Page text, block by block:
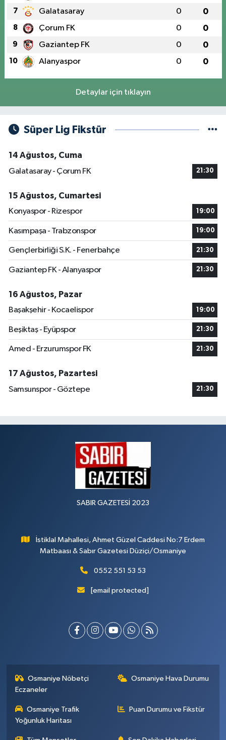
7 Galatasaray 0 0
8 Çorum FK 0 0
9 Gaziantep FK 0 0
10 Alanyaspor 0 0
Detaylar için tıklayın
Süper Lig Fikstür
14 Ağustos, Cuma
Galatasaray - Çorum FK
21:30
15 Ağustos, Cumartesi
Konyaspor - Rizespor
19:00
Kasımpaşa - Trabzonspor 19:00
Gençlerbirliği S.K. - Fenerbahçe 21:30
Gaziantep FK - Alanyaspor 21:30
16 Ağustos, Pazar
Başakşehir - Kocaelispor
19:00
Beşiktaş - Eyüpspor 21:30
Amed - Erzurumspor FK 21:30
17 Ağustos, Pazartesi
Samsunspor - Göztepe
21:30
SABIR GAZETESİ 2023
İstiklal Mahallesi, Ahmet Güzel Caddesi No:7 Erdem
Matbaası & Sabır Gazetesi Düziçi/Osmaniye
0552 551 53 53
[email protected]
Osmaniye Nöbetçi
Eczaneler
Osmaniye Hava Durumu
Osmaniye Trafik
Yoğunluk Haritası
Puan Durumu ve Fikstür